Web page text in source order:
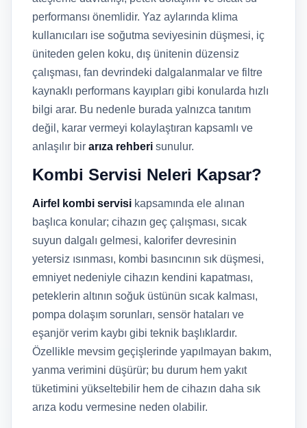
performansı önemlidir. Yaz aylarında klima
kullanıcıları ise soğutma seviyesinin düşmesi, iç
üniteden gelen koku, dış ünitenin düzensiz
çalışması, fan devrindeki dalgalanmalar ve filtre
kaynaklı performans kayıpları gibi konularda hızlı
bilgi arar. Bu nedenle burada yalnızca tanıtım
değil, karar vermeyi kolaylaştıran kapsamlı ve
anlaşılır bir arıza rehberi sunulur.
Kombi Servisi Neleri Kapsar?
Airfel kombi servisi kapsamında ele alınan
başlıca konular; cihazın geç çalışması, sıcak
suyun dalgalı gelmesi, kalorifer devresinin
yetersiz ısınması, kombi basıncının sık düşmesi,
emniyet nedeniyle cihazın kendini kapatması,
peteklerin altının soğuk üstünün sıcak kalması,
pompa dolaşım sorunları, sensör hataları ve
eşanjör verim kaybı gibi teknik başlıklardır.
Özellikle mevsim geçişlerinde yapılmayan bakım,
yanma verimini düşürür; bu durum hem yakıt
tüketimini yükseltebilir hem de cihazın daha sık
arıza kodu vermesine neden olabilir.